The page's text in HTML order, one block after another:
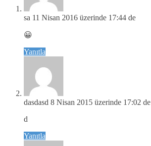
sa 11 Nisan 2016 üzerinde 17:44 de
😀
Yanıtla
dasdasd 8 Nisan 2015 üzerinde 17:02 de
d
Yanıtla